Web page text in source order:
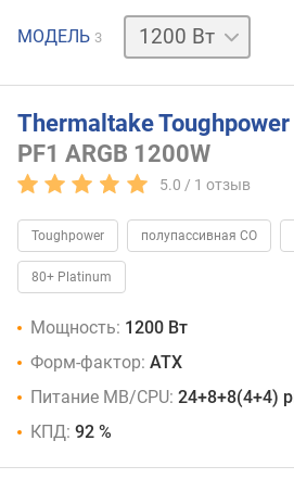
МОДЕЛЬ 3
850 Вт1050 Вт
Thermaltake Toughpower
PF1 ARGB 1200W
5.0 / 1 отзыв
Toughpower полупассивная СО
80+ Platinum
Мощность: 1200 Вт
Форм-фактор: ATX
Питание MB/CPU: 24+8+8(4+4)
КПД: 92 %